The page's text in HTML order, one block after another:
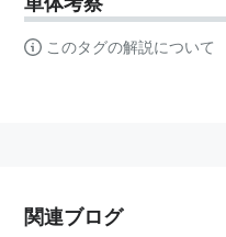
このタグの解説について
関連ブログ